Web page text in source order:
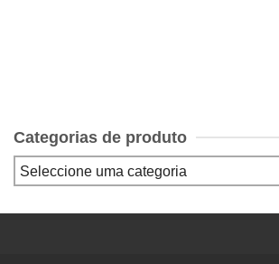
Categorias de produto